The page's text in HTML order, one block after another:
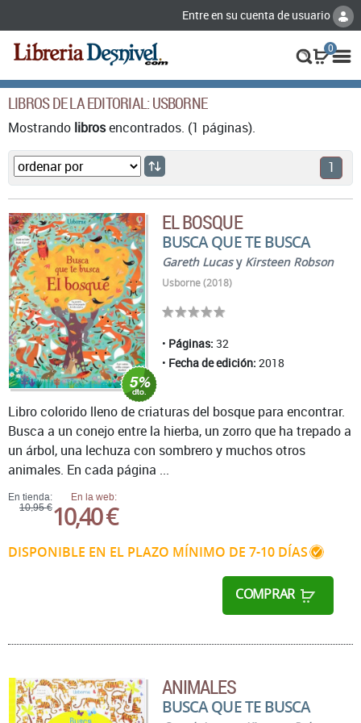
Entre en su cuenta de usuario
0
LIBROS DE LA EDITORIAL: USBORNE
Mostrando librosencontrados. (1 páginas).
1
EL BOSQUE
BUSCA QUE TE BUSCA
Gareth Lucasy Kirsteen Robson
Usborne (2018)
Páginas: 32
Fecha de edición: 2018
En tienda:
10,95 €
En la web:
10,40 €
DISPONIBLE EN EL PLAZO MÍNIMO DE 7-10 DÍAS
COMPRAR
Libro colorido lleno de criaturas del bosque para encontrar.
Busca a un conejo entre la hierba, un zorro que ha trepado a
un árbol, una lechuza con sombrero y muchos otros
animales. En cada página ...
ANIMALES
BUSCA QUE TE BUSCA